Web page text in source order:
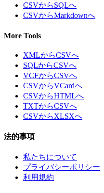
CSVからSQLへ
CSVからMarkdownへ
More Tools
XMLからCSVへ
SQLからCSVへ
VCFからCSVへ
CSVからVCardへ
CSVからHTMLへ
TXTからCSVへ
CSVからXLSXへ
法的事項
私たちについて
プライバシーポリシー
利用規約